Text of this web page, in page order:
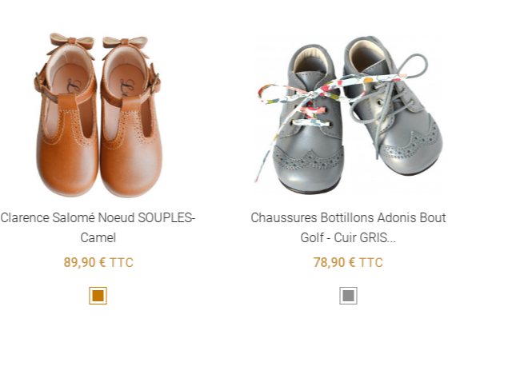
Clarence Salomé Noeud SOUPLES-
Camel
89,90 €TTC
Marron
Chaussures Bottillons Adonis Bout
Golf - Cuir GRIS...
78,90 €TTC
Gris